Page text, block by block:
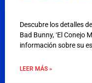
Descubre los detalles
Bad Bunny, ‘El Conejo
información sobre su
LEER MÁS »